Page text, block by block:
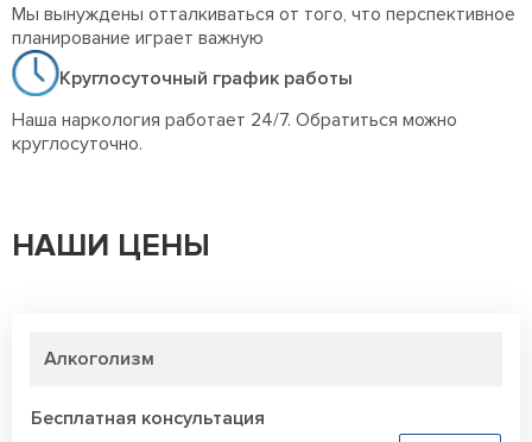
Мы вынуждены отталкиваться от того, что перспективное
планирование играет важную
Круглосуточный график работы
Наша наркология работает 24/7. Обратиться можно
круглосуточно.
НАШИ ЦЕНЫ
Алкоголизм
Бесплатная консультация